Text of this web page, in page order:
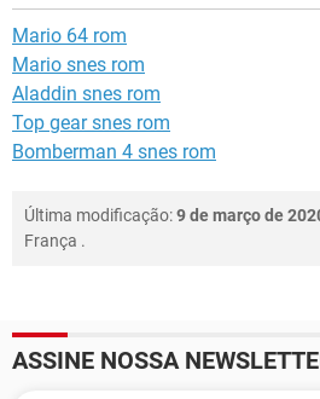
Mario 64 rom
Mario snes rom
Aladdin snes rom
Top gear snes rom
Bomberman 4 snes rom
Última modificação:9 de março de
França .
ASSINE NOSSA